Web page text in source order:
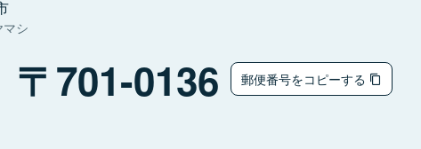
マシ
701-0136 郵便番号をコピーする